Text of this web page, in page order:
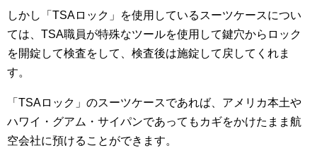
しかし「TSAロック」を使用しているスーツケースについ
ては、TSA職員が特殊なツールを使用して鍵穴からロック
を開錠して検査をして、検査後は施錠して戻してくれま
す。
「TSAロック」のスーツケースであれば、アメリカ本土や
ハワイ・グアム・サイパンであってもカギをかけたまま航
空会社に預けることができます。